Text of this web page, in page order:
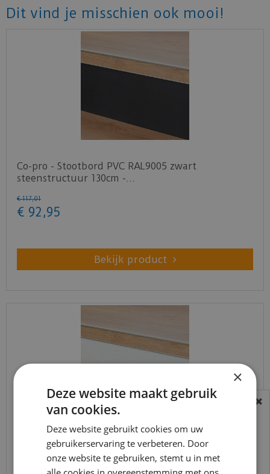
Dit vind je misschien ook mooi!
Co-pro - Stootbord PVC RAL9005 zwart
steenstructuur 130cm -…
€ 117,01
€ 92 ,95
Bekijk product
Co-pro - Stootbord PVC RAL9010 wit
houtstructuur 130cm - 16…
BEREIKBAARHEID
In verband met de vakantie periode zijn wij
t/m 14 augustus telefonisch helaas niet
bereikbaar.
×
Deze website maakt gebruik
van cookies.
Deze website gebruikt cookies om uw
gebruikerservaring te verbeteren. Door
onze website te gebruiken, stemt u in met